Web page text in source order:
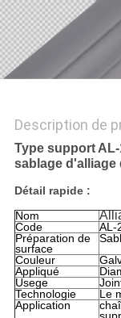
Description de
Type support
sablage
Détail rapide :
Nom
Code
AL-
Préparation de
surface
Couleur
Appliqué
Usege
Technologie
Le
Application